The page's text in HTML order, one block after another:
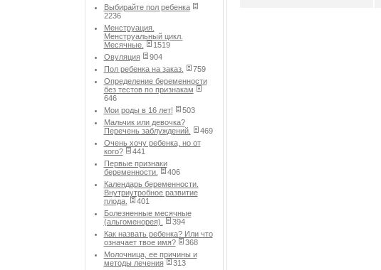
Выбирайте пол ребенка
2236
Менструация.
Менструальный цикл.
Месячные.
1519
Овуляция
904
Пол ребенка на заказ.
759
Определение беременности
без тестов по признакам
646
Мои роды в 16 лет!
503
Мальчик или девочка?
Перечень заблуждений.
469
Очень хочу ребенка, но от
кого?
441
Первые признаки
беременности.
406
Календарь беременности.
Внутриутробное развитие
плода.
401
Болезненные месячные
(альгоменорея).
394
Как назвать ребенка? Или что
означает твое имя?
368
Молочница, ее причины и
методы лечения
313